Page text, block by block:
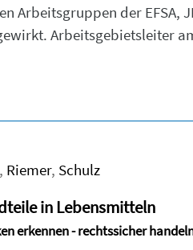
Arbeitsgruppen der EFSA,
Arbeitsgebietsleiter
, Riemer, Schulz
in Lebensmitteln
erkennen - rechtssicher